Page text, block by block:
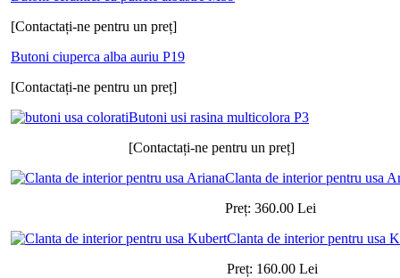
[Contactați-ne pentru un preț]
Butoni ciuperca alba auriu P19
[Contactați-ne pentru un preț]
Butoni usi rasina multicolora P3
[Contactați-ne pentru un preț]
Clanta de interior pentru usa
Preț: 360.00 Lei
Clanta de interior pentru usa
Preț: 160.00 Lei